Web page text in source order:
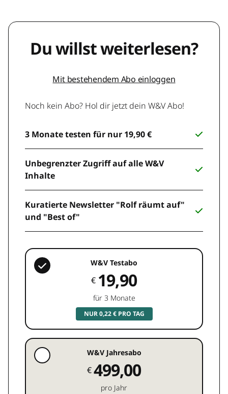
Du willst weiterlesen?
Mit bestehendem Abo einloggen
Noch kein Abo? Hol dir jetzt dein W&V Abo!
3 Monate testen für nur 19,90 €
Unbegrenzter Zugriff auf alle W&V
Inhalte
Kuratierte Newsletter "Rolf räumt auf"
und "Best of"
W&V Testabo
€ 19,90
für 3 Monate
NUR 0,22 € PRO TAG
W&V Jahresabo
€499,00
pro Jahr